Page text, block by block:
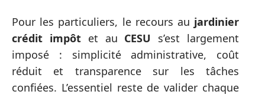
Pour les particuliers, le recours au jardinier
crédit impôtet au CESU s’est largement
imposé : simplicité administrative, coût
réduit et transparence sur les tâches
confiées. L’essentiel reste de valider chaque